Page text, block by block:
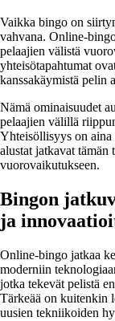
Vaikka bingo on
vahvana. Online-
pelaajien välistä
yhteisötapahtumat
kanssakäymistä pelin
Nämä ominaisuudet
pelaajien välillä
Yhteisöllisyys on
alustat jatkavat tämän
vuorovaikutukseen.
Bingon
ja
Online-bingo jatkaa
moderniin
jotka tekevät pelistä
Tärkeää on kuitenkin
uusien tekniikoiden